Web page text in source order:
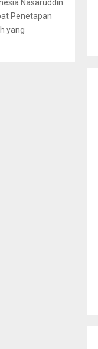
Nasaruddin
Penetapan
yang